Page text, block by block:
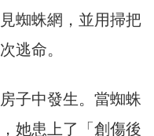
蜘蛛網，並用掃把
逃命。
子中發生。當蜘蛛
她患上了「創傷後